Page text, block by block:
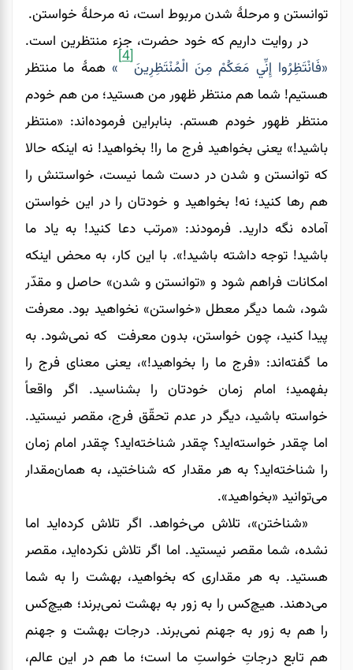
توانستن و مرحلۀ شدن مربوط است، نه مرحلۀ خواستن.
در روایت داریم که خود حضرت، جزء منتظرین است.
«فَانْتَظِرُوا إِنِّي مَعَكُمْ مِنَ الْمُنْتَظِرِينَ
[4]
»همۀ ما منتظر
هستیم! شما هم منتظر ظهور من هستید؛ من هم خودم
منتظر ظهور خودم هستم. بنابراین فرموده‌اند: «منتظر
باشید!» یعنی بخواهید فرج ما را! بخواهید! نه اینکه حالا
که توانستن و شدن در دست شما نیست، خواستنش را
هم رها کنید؛ نه! بخواهید و خودتان را در این خواستن
آماده نگه دارید. فرمودند: «مرتب دعا کنید! به یاد ما
باشید! توجه داشته باشید!». با این کار، به محض اینکه
امکانات فراهم شود و «توانستن و شدن» حاصل و مقدّر
شود، شما دیگر معطل «خواستن» نخواهید بود. معرفت
پیدا کنید، چون خواستن، بدون معرفت که نمی‌‌‌‌‌‌شود. به
ما گفته‌اند: «فرج ما را بخواهید!»، یعنی معنای فرج را
بفهمید؛ امام زمان خودتان را بشناسید. اگر واقعاً
خواسته باشید، دیگر در عدم تحقّق فرج، مقصر نیستید.
اما چقدر خواسته‌اید؟ چقدر شناخته‌اید؟ چقدر امام زمان
را شناخته‌اید؟ به هر مقدار که شناختید، به همان‌مقدار
می‌‌‌‌‌‌توانید «بخواهید».
«شناختن»، تلاش می‌خواهد. اگر تلاش کرده‌اید اما
نشده، شما مقصر نیستید. اما اگر تلاش نکرده‌اید، مقصر
هستید. به هر مقداری که بخواهید، بهشت را به شما
می‌دهند. هیچ‌کس را به زور به بهشت نمی‌‌‌‌‌‌برند؛ هیچ‌کس
را هم به زور به جهنم نمی‌برند. درجات بهشت و جهنم
هم تابع درجاتِ خواستِ ما است؛ ما هم در این عالم،